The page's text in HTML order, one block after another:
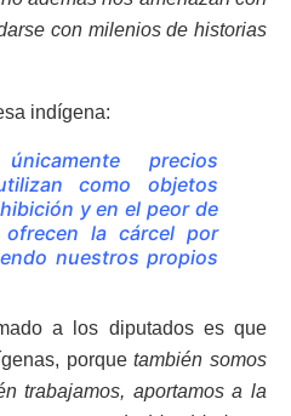
con milenios de historias
indígena:
precios
como objetos
y en el peor de
la cárcel por
nuestros propios
a los diputados es que
porquetambién somos
trabajamos, aportamos a la